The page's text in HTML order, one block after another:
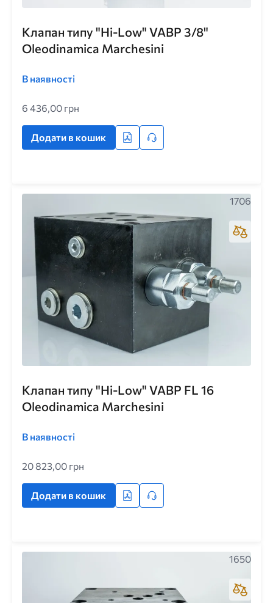
Клапан типу "Hi-Low" VABP 3/8"
Oleodinamica Marchesini
В наявності
6 436,00 грн
Додати в кошик
Клапан типу "Hi-Low" VABP FL 16
Oleodinamica Marchesini
В наявності
20 823,00 грн
Додати в кошик
1706
1650